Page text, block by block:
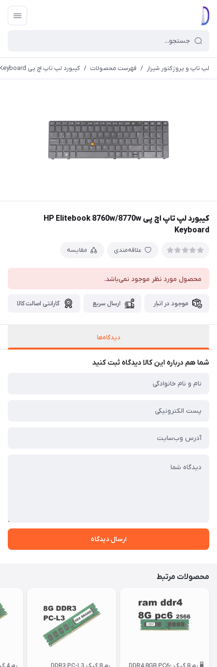
لپ تاپ و پروژکتور شیراز / فهرست محصولات / کیبورد لپ تاپ اچ پی HP Elitebook 8760w/8770w Keyboard
کیبورد لپ تاپ اچ پی HP Elitebook 8760w/8770w
Keyboard
علاقه‌مندی مقایسه
محصول مورد نظر موجود نمی‌باشد.
موجود در انبار ارسال سریع گارانتی اصالت کالا
دیدگاه‌ها
شما هم درباره این کالا دیدگاه ثبت کنید
ارسال دیدگاه
محصولات مرتبط